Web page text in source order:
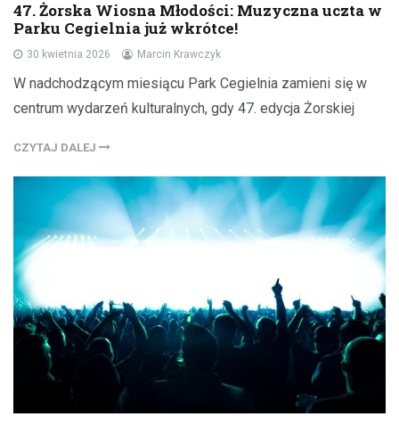
47. Żorska Wiosna Młodości: Muzyczna uczta w
Parku Cegielnia już wkrótce!
30 kwietnia 2026 Marcin Krawczyk
W nadchodzącym miesiącu Park Cegielnia zamieni się w
centrum wydarzeń kulturalnych, gdy 47. edycja Żorskiej
CZYTAJ DALEJ